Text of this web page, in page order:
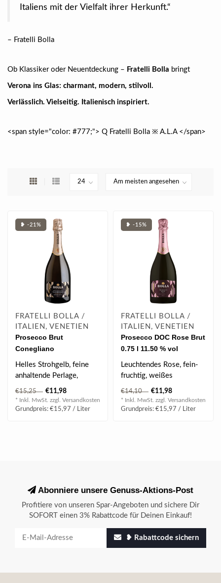
Italiens mit der Vielfalt ihrer Herkunft.“
– Fratelli Bolla
Ob Klassiker oder Neuentdeckung – Fratelli Bolla bringt
Verona ins Glas: charmant, modern, stilvoll.
Verlässlich. Vielseitig. Italienisch inspiriert.
<span style="color: #777;"> Q Fratelli Bolla ※ A.L.A </span>
❥ -21%
FRATELLI BOLLA /
ITALIEN, VENETIEN
Prosecco Brut
Conegliano
Valdobbiadene Superiore
DOCG 0.75 l 11% vol
Helles Strohgelb, feine
anhaltende Perlage,
Frühlingsblüten, fruchtiges
Aroma,..
€15,25 €11,98
* Inkl. MwSt. zzgl. Versandkosten
Grundpreis: €15,97 / Liter
❥ -15%
FRATELLI BOLLA /
ITALIEN, VENETIEN
Prosecco DOC Rose Brut
0.75 l 11.50 % vol
Leuchtendes Rose, fein-
fruchtig, weißes
Steinobst, floral, elegant
& fein, ange..
€14,10 €11,98
* Inkl. MwSt. zzgl. Versandkosten
Grundpreis: €15,97 / Liter
Abonniere unsere Genuss-Aktions-Post
Profitiere von unseren Spar-Angeboten und sichere Dir
SOFORT einen 3% Rabattcode für Deinen Einkauf!
❥ Rabattcode sichern